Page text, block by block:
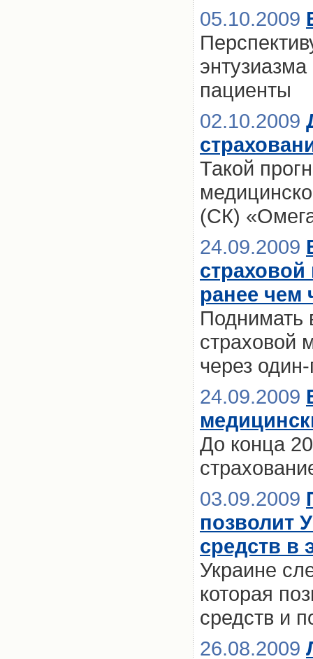
05.10.2009
пациенты
02.10.2009
Такой
(СК)
24.09.2009
ранее чем
Поднимать
страховой
через
24.09.2009
До конца
03.09.2009
позволит
средств в
Украине
которая
средств и
26.08.2009